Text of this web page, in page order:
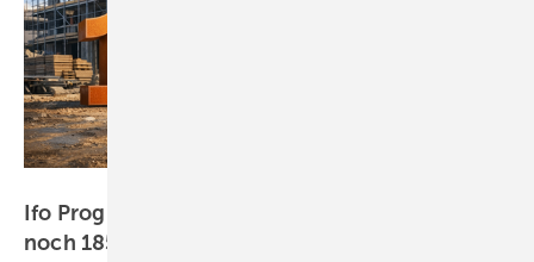
Ifo Prognose: Wohnungsbau sinkt 2026 auf nur
noch 185.000